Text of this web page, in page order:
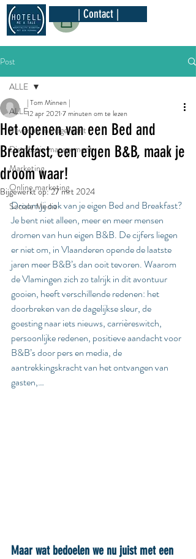
| Contact |
Post
ALLE
Revenue management
Distributie management
Marketing
Online marketing
Sociale Media
ALLE
Het openen van een Bed and
Breakfast, een eigen B&B, maak je
droom waar!
| Tom Minnen |
12 apr 2021 7 minuten om te lezen
Bijgewerkt op:27 mrt 2024
Droom jij ook van je eigen Bed and Breakfast?
Je bent niet alleen, meer en meer mensen
dromen van hun eigen B&B. De cijfers liegen
er niet om, in Vlaanderen opende de laatste
jaren meer B&B’s dan ooit tevoren. Waarom
de Vlamingen zich zo talrijk in dit avontuur
gooien, heeft verschillende redenen: het
doorbreken van de dagelijkse sleur, de
goesting naar iets nieuws, carrièreswitch,
persoonlijke redenen, positieve aandacht voor
B&B’s door pers en media, de
aantrekkingskracht van het ontvangen van
gasten,…
Maar wat bedoelen we nu juist met een